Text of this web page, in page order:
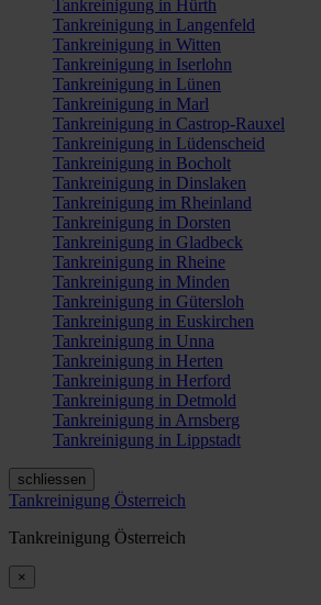
Tankreinigung in Hürth
Tankreinigung in Langenfeld
Tankreinigung in Witten
Tankreinigung in Iserlohn
Tankreinigung in Lünen
Tankreinigung in Marl
Tankreinigung in Castrop-Rauxel
Tankreinigung in Lüdenscheid
Tankreinigung in Bocholt
Tankreinigung in Dinslaken
Tankreinigung im Rheinland
Tankreinigung in Dorsten
Tankreinigung in Gladbeck
Tankreinigung in Rheine
Tankreinigung in Minden
Tankreinigung in Gütersloh
Tankreinigung in Euskirchen
Tankreinigung in Unna
Tankreinigung in Herten
Tankreinigung in Herford
Tankreinigung in Detmold
Tankreinigung in Arnsberg
Tankreinigung in Lippstadt
schliessen
Tankreinigung Österreich
Tankreinigung Österreich
×